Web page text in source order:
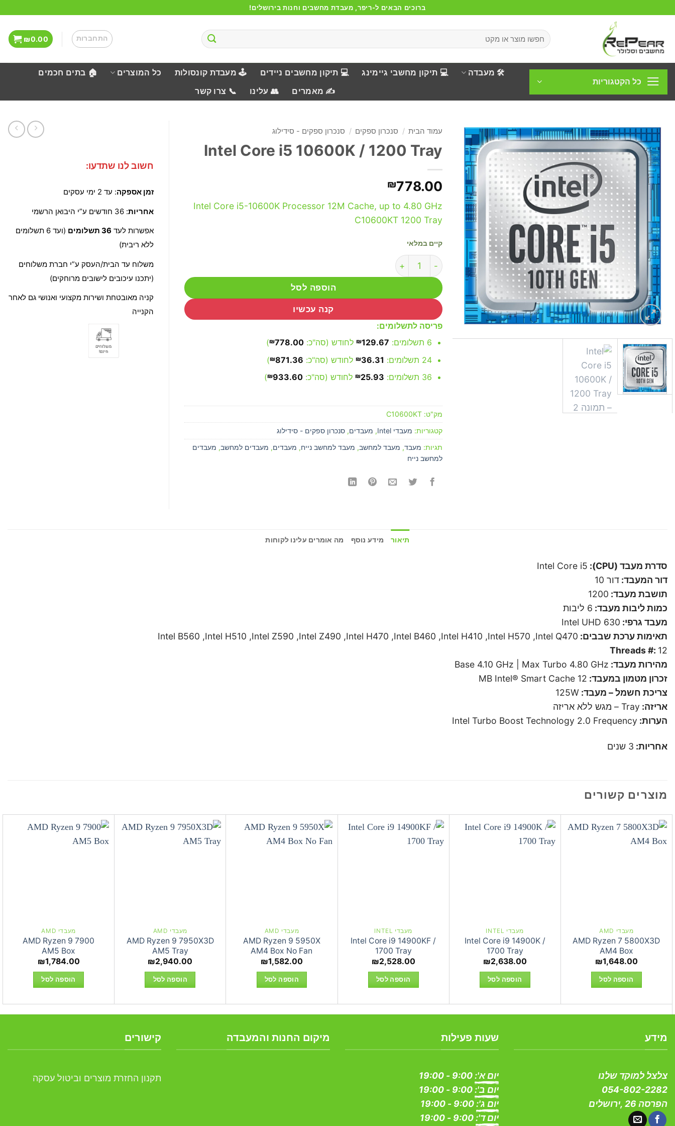
ברוכים הבאים ל-ריפר, מעבדת מחשבים וחנות בירושלים!
חיפוש
עבור:
התחברות ₪0.00
כל הקטגוריות
🛠️ מעבדה 💻 תיקון מחשבי גיימינג 💻 תיקון מחשבים ניידים 🕹️ מעבדת קונסולות כל המוצרים
🏠 בתים חכמים
✍️ מאמרים
👥 עלינו 📞 צרו קשר
עמוד הבית / סנכרון ספקים / סנכרון ספקים - סידילוג
Intel Core i5 10600K / 1200 Tray
₪778.00
Intel Core i5-10600K Processor 12M Cache, up to 4.80 GHz
C10600KT 1200 Tray
קיים במלאי
כמות של Intel Core i5 10600K / 1200 Tray
הוספה לסל
קנה עכשיו
פריסה לתשלומים:
6 תשלומים:
₪129.67 לחודש (סה"כ: ₪778.00
)
24 תשלומים:
₪36.31 לחודש (סה"כ: ₪871.36
)
36 תשלומים:
₪25.93 לחודש (סה"כ: ₪933.60
)
מק"ט: C10600KT
קטגוריות: מעבדי Intel , מעבדים, סנכרון ספקים - סידילוג
תגיות: מעבד, מעבד למחשב, מעבד למחשב נייח, מעבדים, מעבדים למחשב, מעבדים
למחשב נייח
חשוב לנו שתדעו:
זמן אספקה: עד 2 ימי עסקים
אחריות: 36 חודשים ע”י היבואן הרשמי
אפשרות לעד 36 תשלומים
(ועד 6 תשלומים
ללא ריבית)
משלוח עד הבית/העסק ע”י חברת משלוחים
(יתכנו עיכובים לישובים מרוחקים)
קניה מאובטחת ושירות מקצועי ואנושי גם לאחר
הקנייה
תיאור מידע נוסף מה אומרים עלינו לקוחות
סדרת מעבד (CPU):
Intel Core i5
דור המעבד: דור 10
תושבת מעבד: 1200
כמות ליבות מעבד: 6 ליבות
מעבד גרפי: Intel UHD 630
תאימות ערכת שבבים: Intel B560 ,Intel H510 ,Intel Z590 ,Intel Z490 ,Intel H470 ,Intel B460 ,Intel H410 ,Intel H570 ,Intel Q470
Threads #: 12
מהירות מעבד: Base 4.10 GHz | Max Turbo 4.80 GHz
זכרון מטמון במעבד: 12 MB Intel® Smart Cache
צריכת חשמל – מעבד: 125W
אריזה: Tray – מגש ללא אריזה
הערות: Intel Turbo Boost Technology 2.0 Frequency
אחריות: 3 שנים
מוצרים קשורים
מעבדי AMD
AMD Ryzen 7 5800X3D
AM4 Box
₪1,648.00
הוספה לסל
מעבדי INTEL
Intel Core i9 14900K /
1700 Tray
₪2,638.00
הוספה לסל
מעבדי INTEL
Intel Core i9 14900KF /
1700 Tray
₪2,528.00
הוספה לסל
מעבדי AMD
AMD Ryzen 9 5950X
AM4 Box No Fan
₪1,582.00
הוספה לסל
מעבדי AMD
AMD Ryzen 9 7950X3D
AM5 Tray
₪2,940.00
הוספה לסל
מעבדי AMD
AMD Ryzen 9 7900
AM5 Box
₪1,784.00
הוספה לסל
מידע
צלצל למוקד שלנו
054-802-2282
הפרסה 26 ,ירושלים
שעות פעילות
יום א':
יום ב':
יום ג':
יום ד':
מיקום החנות והמעבדה קישורים
תקנון החזרת מוצרים וביטול עסקה